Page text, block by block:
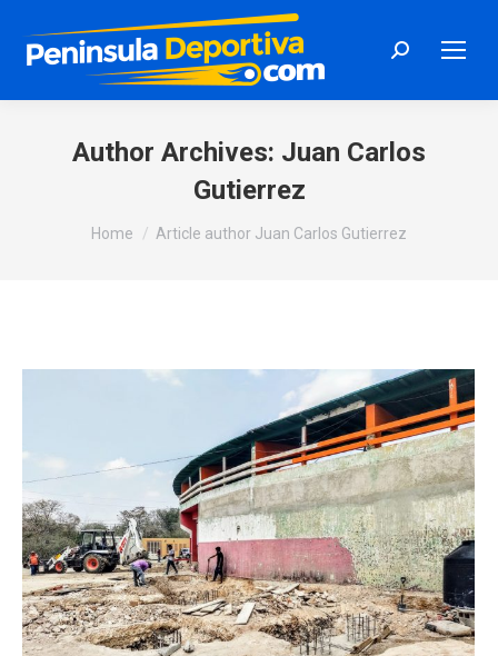
Search:
Author Archives: Juan Carlos
Gutierrez
You are here:
Home Article author Juan Carlos Gutierrez